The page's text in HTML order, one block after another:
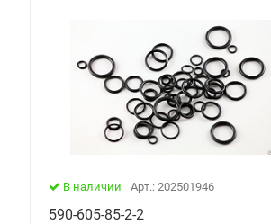
В наличии Арт.: 202501946
590-605-85-2-2